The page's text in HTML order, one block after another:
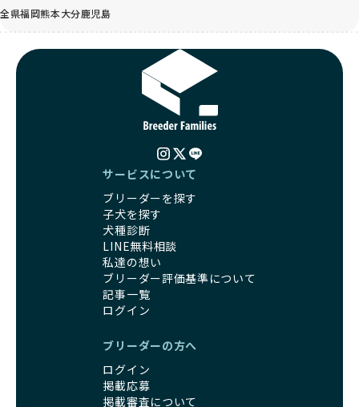
全県福岡熊本大分鹿児島
サービスについて
ブリーダーを探す
子犬を探す
犬種診断
LINE無料相談
私達の想い
ブリーダー評価基準について
記事一覧
ログイン
ブリーダーの方へ
ログイン
掲載応募
掲載審査について